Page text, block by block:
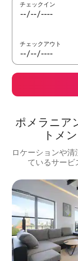
チェックイン
チェックアウト
ポメラニア
トメ
ロケーションや
ているサー